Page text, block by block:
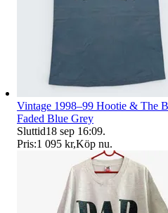
Vintage 1998–99 Hootie & The
Faded Blue Grey
Sluttid18 sep 16:09.
Pris:1 095 kr,Köp nu.